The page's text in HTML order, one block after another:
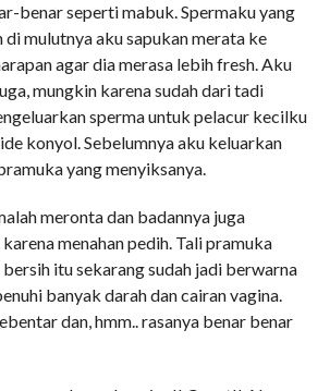
benar seperti mabuk. Spermaku yang
mulutnya aku sapukan merata ke
agar dia merasa lebih fresh. Aku
mungkin karena sudah dari tadi
sperma untuk pelacur kecilku
konyol. Sebelumnya aku keluarkan
yang menyiksanya.
meronta dan badannya juga
menahan pedih. Tali pramuka
itu sekarang sudah jadi berwarna
banyak darah dan cairan vagina.
dan, hmm.. rasanya benar benar